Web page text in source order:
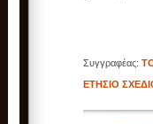
Συγγραφέας:
ΕΤΗΣΙΟ